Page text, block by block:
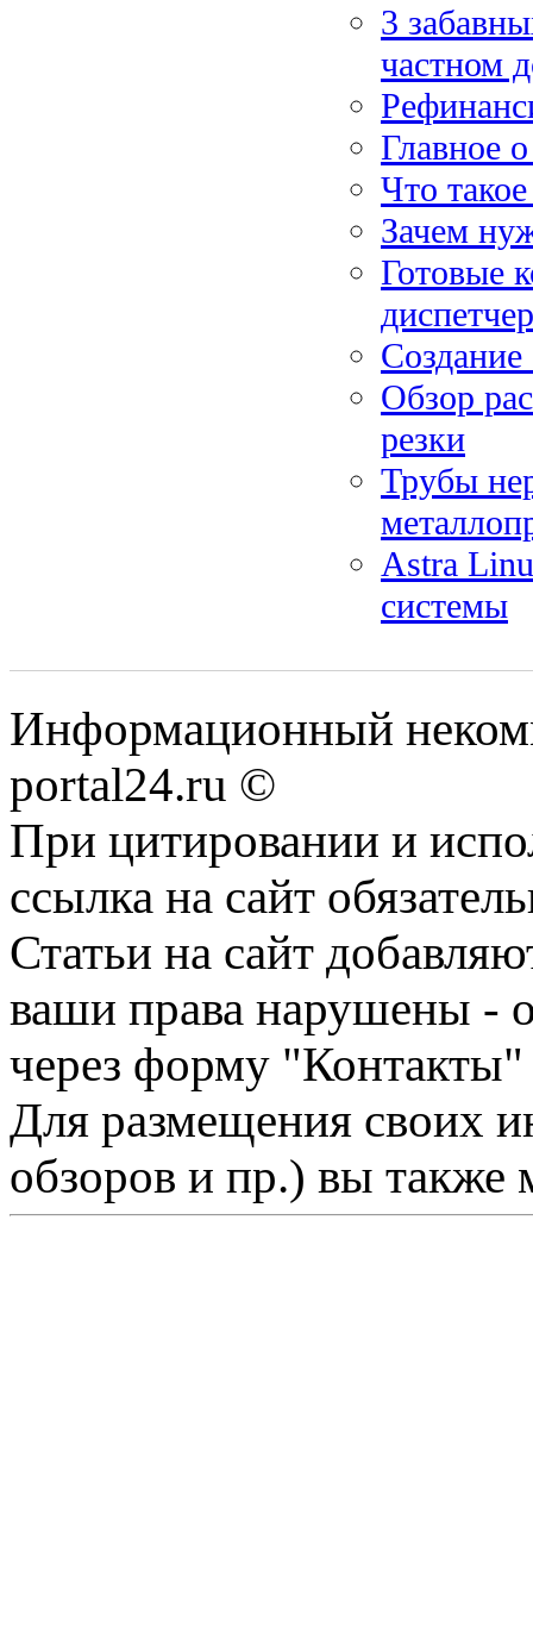
3
частном
Главное
Что
Зачем
Готовые
Обзор
резки
Трубы
Astra
системы
Информационный
portal24.ru ©
При цитировании и
ссылка на сайт
Статьи на сайт
ваши права нарушены -
через форму "Контакты"
Для размещения своих
обзоров и пр.) вы также